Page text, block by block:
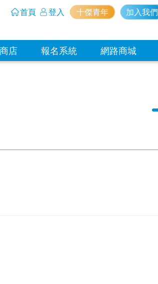
首頁 登入 十傑青年 加入我們
店 報名系統 網路商城